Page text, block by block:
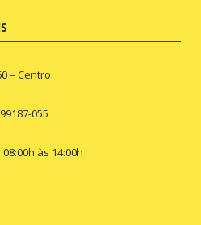
– Centro
055
às 14:00h